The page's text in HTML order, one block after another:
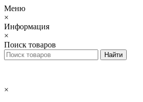
Меню
×
Информация
×
Поиск товаров
×